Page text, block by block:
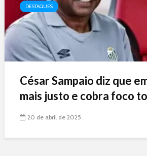
DESTAQUES
César Sampaio diz que
mais justo e cobra foco
20 de abril de 2025